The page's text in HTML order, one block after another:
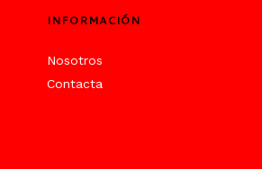
INFORMACIÓN
Nosotros
Contacta